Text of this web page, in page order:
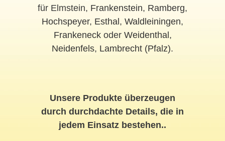
für Elmstein, Frankenstein, Ramberg,
Hochspeyer, Esthal , Waldleiningen,
Frankeneckoder Weidenthal ,
Neidenfels, Lambrecht (Pfalz).
Unsere Produkte überzeugen
durch durchdachte Details, die in
jedem Einsatz bestehen..